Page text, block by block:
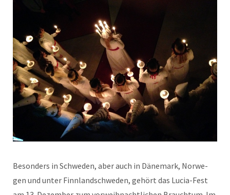
Beson­ders in Schwe­den, aber auch in Däne­mark, Nor­we­
gen und unter Finn­land­schwe­den, gehört das Lucia-Fest